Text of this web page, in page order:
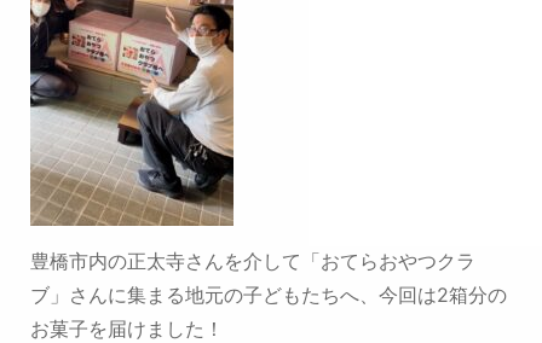
豊橋市内の正太寺さんを介して 「おてらおやつクラ
ブ」さんに集まる地元の子どもたちへ、今回は2箱分の
お菓子を届けました！